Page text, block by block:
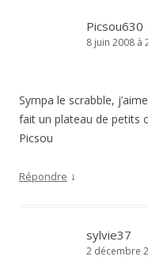
Picsou630
8 juin 2008 à
Sympa le scrabble,
fait un plateau de petits
Picsou
Répondre ↓
sylvie37
2 décembre